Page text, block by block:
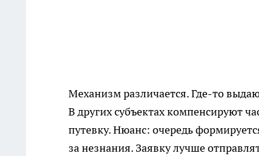
Механизм различается. Где-то
В других субъектах компенсируют
путевку. Нюанс: очередь
за незнания. Заявку лучше